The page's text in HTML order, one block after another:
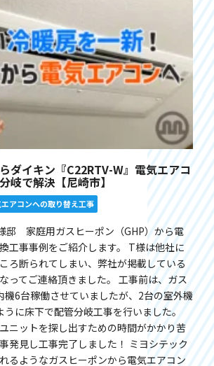
ダイキン『C22RTV-W』電気エアコ
岐で解決【尼崎市】
アコンへの取り替え工事
家庭用ガスヒーポン（GHP）から電
工事事例をご紹介します。 T様は他社に
ろ断られてしまい、弊社が掲載している
ってご連絡頂きました。 工事前は、ガス
機6台稼働させていましたが、2台の室外機
うに床下で配管分岐工事を行いました。
ニットを探し出すための時間がかかり苦
発見し工事完了しました！ ミヨシテック
るようなガスヒーポンから電気エアコン